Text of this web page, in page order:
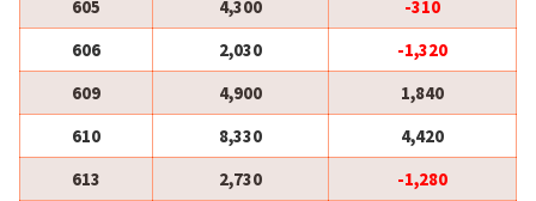
605
4,300
-310
606
2,030
-1,320
609
4,900
1,840
610
8,330
4,420
613
2,730
-1,280